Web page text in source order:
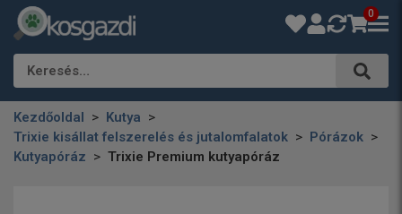
0
Keresés…
Kezdőoldal
Kutya
Trixie kisállat felszerelés és jutalomfalatok
Pórázok
Kutyapóráz
Trixie Premium kutyapóráz